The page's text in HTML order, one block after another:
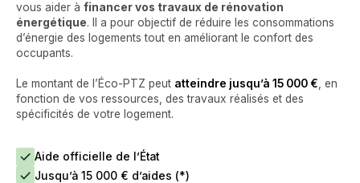
vous aider à financer vos travaux de rénovation
énergétique. Il a pour objectif de réduire les consommations
d’énergie des logements tout en améliorant le confort des
occupants.
Le montant de l’Éco-PTZ peut atteindre jusqu’à 15 000 € , en
fonction de vos ressources, des travaux réalisés et des
spécificités de votre logement.
Aide officielle de l’État
Jusqu’à 15 000 € d’aides (*)